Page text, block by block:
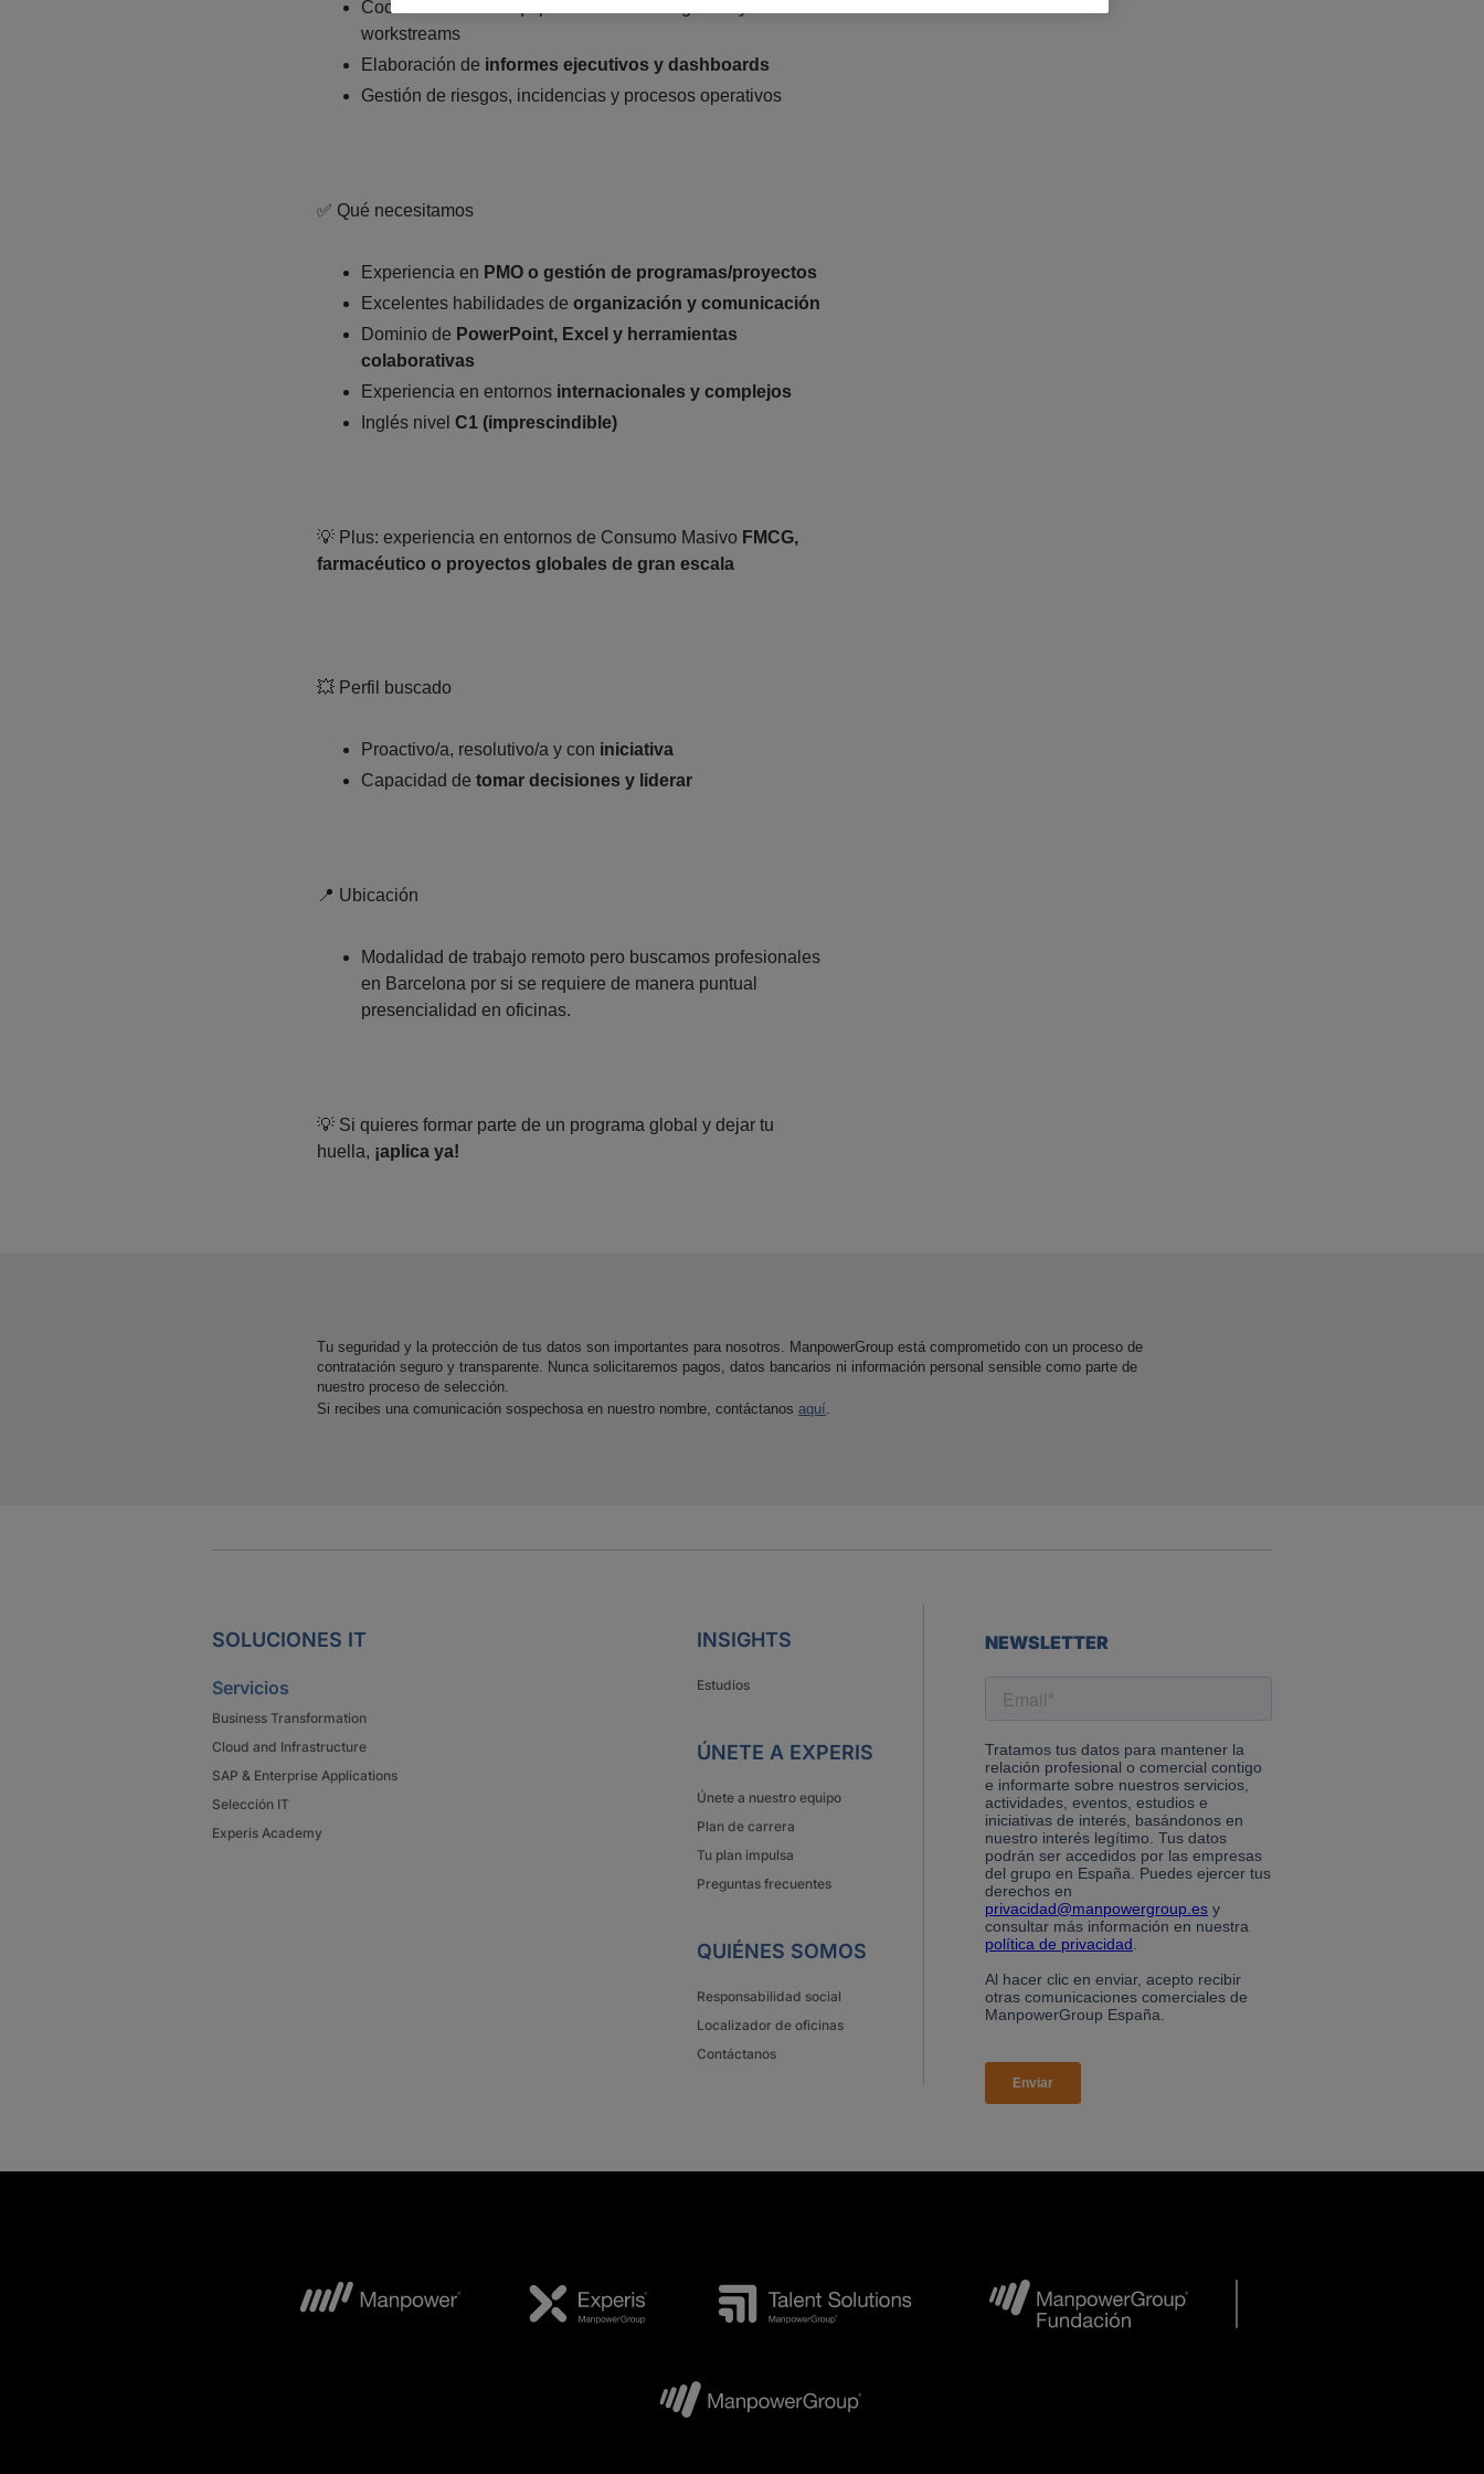
Coordinación con equipos en distintas regiones y
workstreams
Elaboración de informes ejecutivos y dashboards
Gestión de riesgos, incidencias y procesos operativos
✅ Qué necesitamos
Experiencia en PMO o gestión de programas/proyectos
Excelentes habilidades de organización y comunicación
Dominio de PowerPoint, Excel y herramientas
colaborativas
Experiencia en entornos internacionales y complejos
Inglés nivel C1 (imprescindible)
💡 Plus: experiencia en entornos de Consumo Masivo FMCG,
farmacéutico o proyectos globales de gran escala
💥 Perfil buscado
Proactivo/a, resolutivo/a y con iniciativa
Capacidad de tomar decisiones y liderar
📍 Ubicación
Modalidad de trabajo remoto pero buscamos profesionales
en Barcelona por si se requiere de manera puntual
presencialidad en oficinas.
💡 Si quieres formar parte de un programa global y dejar tu
huella, ¡aplica ya!
Tu seguridad y la protección de tus datos son importantes para nosotros. ManpowerGroup está comprometido con un proceso de
contratación seguro y transparente. Nunca solicitaremos pagos, datos bancarios ni información personal sensible como parte de
nuestro proceso de selección.
Si recibes una comunicación sospechosa en nuestro nombre, contáctanos aquí.
SOLUCIONES IT
Servicios
Business Transformation
Cloud and Infrastructure
SAP & Enterprise Applications
Selección IT
Experis Academy
INSIGHTS
Estudios
ÚNETE A EXPERIS
Únete a nuestro equipo
Plan de carrera
Tu plan impulsa
Preguntas frecuentes
QUIÉNES SOMOS
Responsabilidad social
Localizador de oficinas
Contáctanos
NEWSLETTER